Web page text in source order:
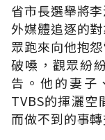
省市長選舉將
外媒體追逐的
眾跑來向他抱
破嗓，觀眾紛
告。他的妻子
TVBS的揮灑
而做不到的事轉